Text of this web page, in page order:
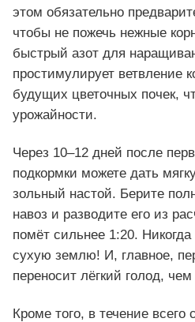
этом обязательно
чтобы не пожечь нежные
быстрый азот для
простимулирует ветвление
будущих цветочных почек,
урожайности.
Через 10–12 дней после
подкормки можете дать
зольный настой. Берите
навоз и разводите его из
помёт сильнее 1:20.
сухую землю! И, главное,
переносит лёгкий голод,
Кроме того, в течение всего